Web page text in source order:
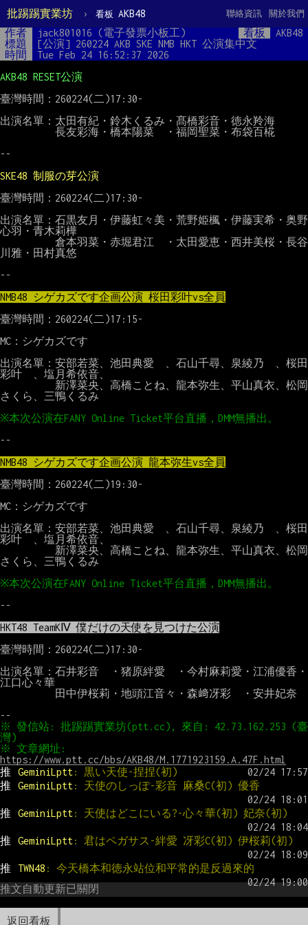
批踢踢實業坊 › 看板 AKB48 關於我們
聯絡資訊
返回看板
作者 jack801016 (電子發票小板工) 看板
AKB48
標題
[公演] 260224 AKB SKE NMB HKT 公演集中文
時間
Tue Feb 24 16:52:37 2026
AKB48 RESET公演
臺灣時間：260224(二)17:30-
出演名單：太田有紀・鈴木くるみ・髙橋彩音・徳永羚海
長友彩海・橋本陽菜　・福岡聖菜・布袋百椛
--
SKE48 制服の芽公演
臺灣時間：260224(二)17:30-
出演名單：石黒友月・伊藤虹々美・荒野姫楓・伊藤実希・奥野
心羽・青木莉樺
倉本羽菜・赤堀君江　・太田愛恵・西井美桜・長谷
川雅・田村真悠
--
NMB48 シゲカズです企画公演 桜田彩叶vs全員
臺灣時間：260224(二)17:15-
MC：シゲカズです
出演名單：安部若菜、池田典愛　、石山千尋、泉綾乃　、桜田
彩叶　、塩月希依音、
新澤菜央、高橋ことね、龍本弥生、平山真衣、松岡
さくら、三鴨くるみ
--
NMB48 シゲカズです企画公演 龍本弥生vs全員
臺灣時間：260224(二)19:30-
MC：シゲカズです
出演名單：安部若菜、池田典愛　、石山千尋、泉綾乃　、桜田
彩叶　、塩月希依音、
新澤菜央、高橋ことね、龍本弥生、平山真衣、松岡
さくら、三鴨くるみ
--
HKT48 TeamKⅣ 僕だけの天使を見つけた公演
臺灣時間：260224(二)17:30-
出演名單：石井彩音　・猪原絆愛　・今村麻莉愛・江浦優香・
江口心々華
田中伊桜莉・地頭江音々・森﨑冴彩　・安井妃奈
※ 發信站: 批踢踢實業坊(ptt.cc), 來自: 42.73.162.253 (臺
https://www.ptt.cc/bbs/AKB48/M.1771923159.A.47F.html
推
GeminiLptt: 黒い天使-捏捏(初)
推
GeminiLptt: 天使のしっぽ-彩音 麻桑C(初) 優香
推 GeminiLptt: 天使はどこにいる?-心々華(初) 妃奈(初)
推 GeminiLptt: 君はペガサス-絆愛 冴彩C(初) 伊桜莉(初)
推 TWN48 : 今天橋本和徳永站位和平常的是反過來的
推文自動更新已關閉